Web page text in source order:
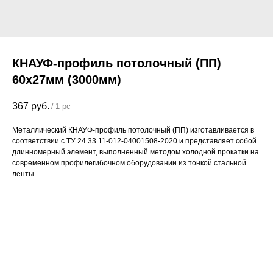
КНАУФ-профиль потолочный (ПП)
60x27мм (3000мм)
367 руб. / 1 pc
Металлический КНАУФ-профиль потолочный (ПП) изготавливается в
соответствии с ТУ 24.33.11-012-04001508-2020 и представляет собой
длинномерный элемент, выполненный методом холодной прокатки на
современном профилегибочном оборудовании из тонкой стальной
ленты.